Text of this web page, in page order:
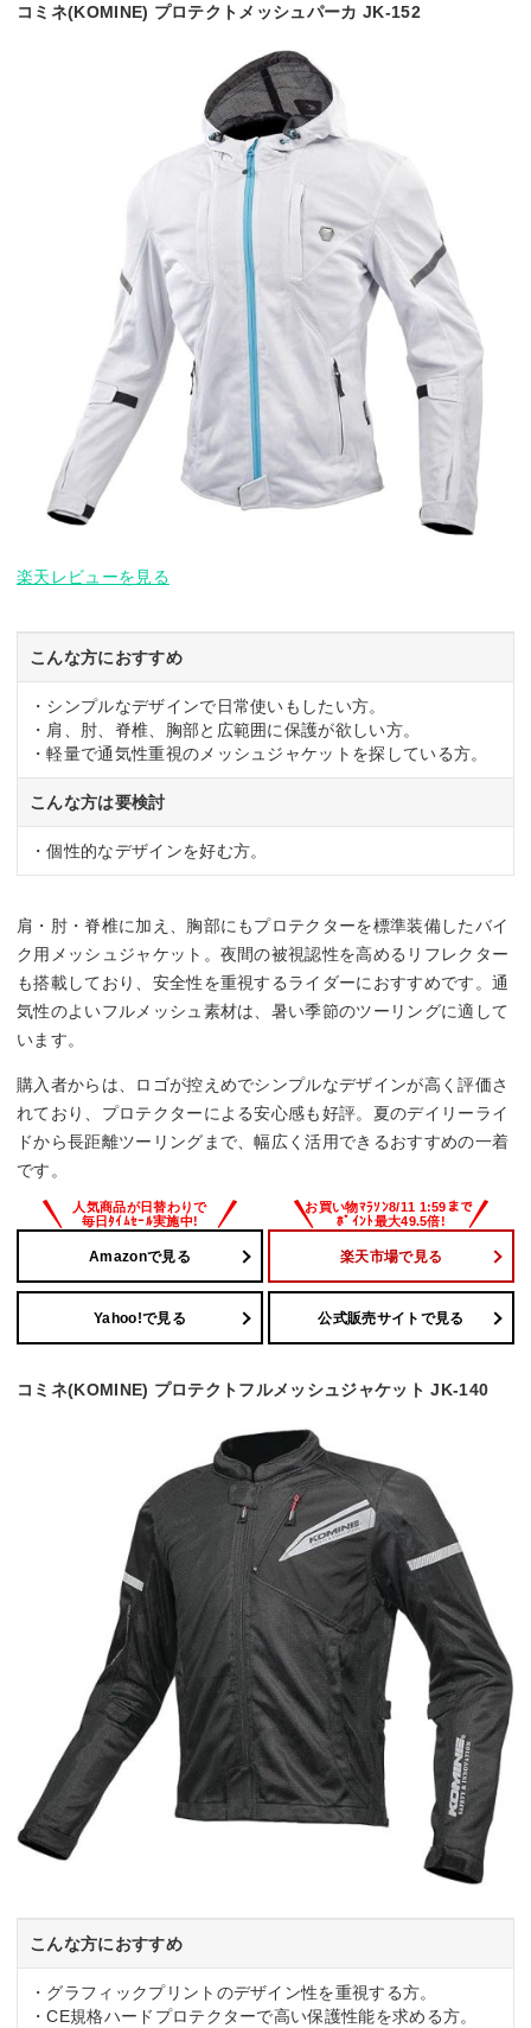
コミネ(KOMINE) プロテクトメッシュパーカ JK-152
楽天レビューを見る
こんな方におすすめ
・シンプルなデザインで日常使いもしたい方。
・肩、肘、脊椎、胸部と広範囲に保護が欲しい方。
・軽量で通気性重視のメッシュジャケットを探している方。
こんな方は要検討
・個性的なデザインを好む方。
肩・肘・脊椎に加え、胸部にもプロテクターを標準装備したバイ
ク用メッシュジャケット。夜間の被視認性を高めるリフレクター
も搭載しており、安全性を重視するライダーにおすすめです。通
気性のよいフルメッシュ素材は、暑い季節のツーリングに適して
います。
購入者からは、ロゴが控えめでシンプルなデザインが高く評価さ
れており、プロテクターによる安心感も好評。夏のデイリーライ
ドから長距離ツーリングまで、幅広く活用できるおすすめの一着
です。
Amazonで見る 楽天市場で見る
Yahoo!で見る 公式販売サイトで見る
コミネ(KOMINE) プロテクトフルメッシュジャケット JK-140
こんな方におすすめ
・グラフィックプリントのデザイン性を重視する方。
・CE規格ハードプロテクターで高い保護性能を求める方。